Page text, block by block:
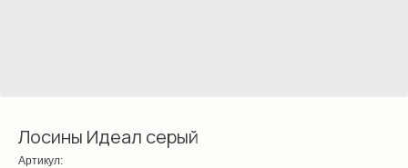
Лосины Идеал серый
Артикул: